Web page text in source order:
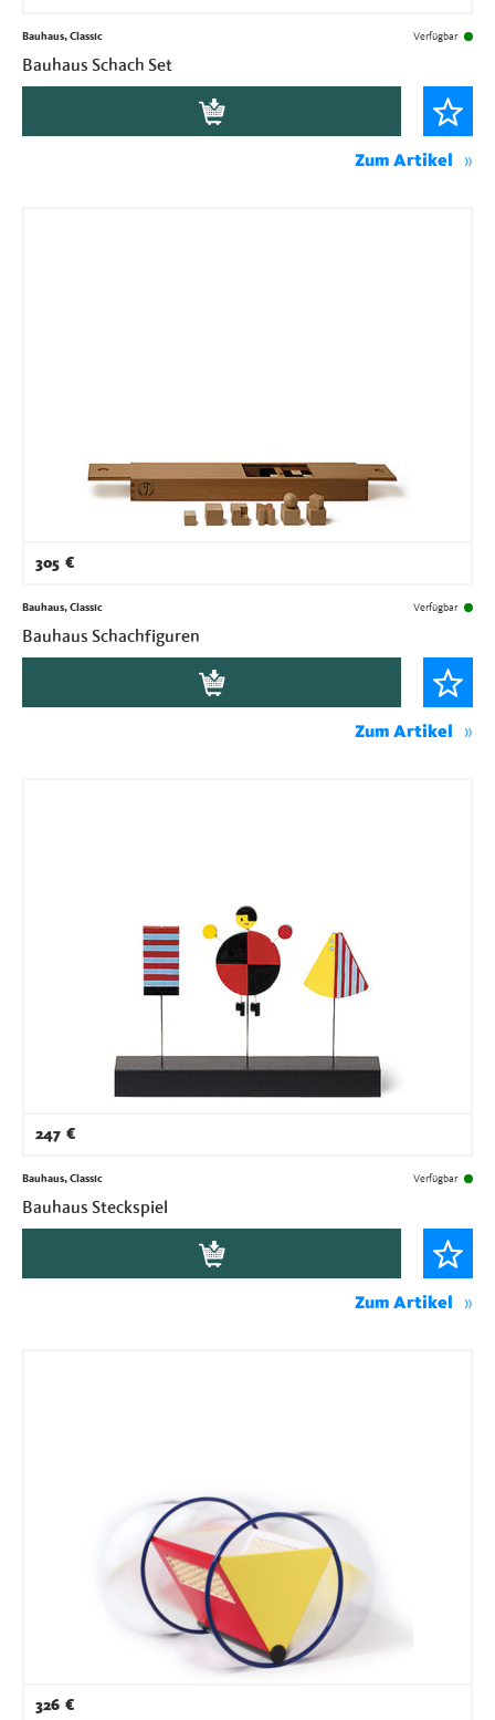
Bauhaus, Classic Verfügbar
Bauhaus Schach Set
Zum Artikel
305 €
Bauhaus, Classic Verfügbar
Bauhaus Schachfiguren
Zum Artikel
247 €
Bauhaus, Classic Verfügbar
Bauhaus Steckspiel
Zum Artikel
326 €